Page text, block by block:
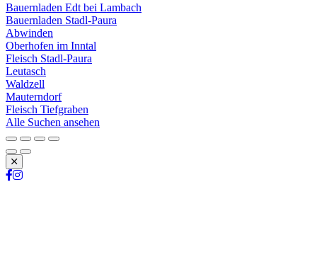
Bauernladen Edt bei Lambach
Bauernladen Stadl-Paura
Abwinden
Oberhofen im Inntal
Fleisch Stadl-Paura
Leutasch
Waldzell
Mauterndorf
Fleisch Tiefgraben
Alle Suchen ansehen
Schließen